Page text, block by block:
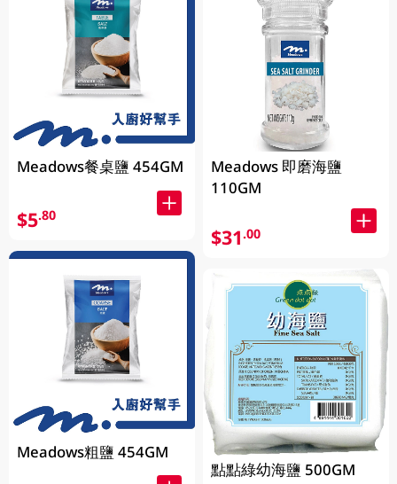
Meadows餐桌鹽 454GM
$5.80
Meadows粗鹽 454GM
Meadows 即磨海鹽
110GM
$31.00
點點綠幼海鹽 500GM